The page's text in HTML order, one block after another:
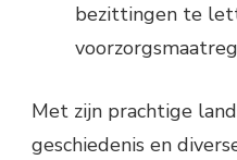
bezittingen te
Met zijn prachtige
geschiedenis en